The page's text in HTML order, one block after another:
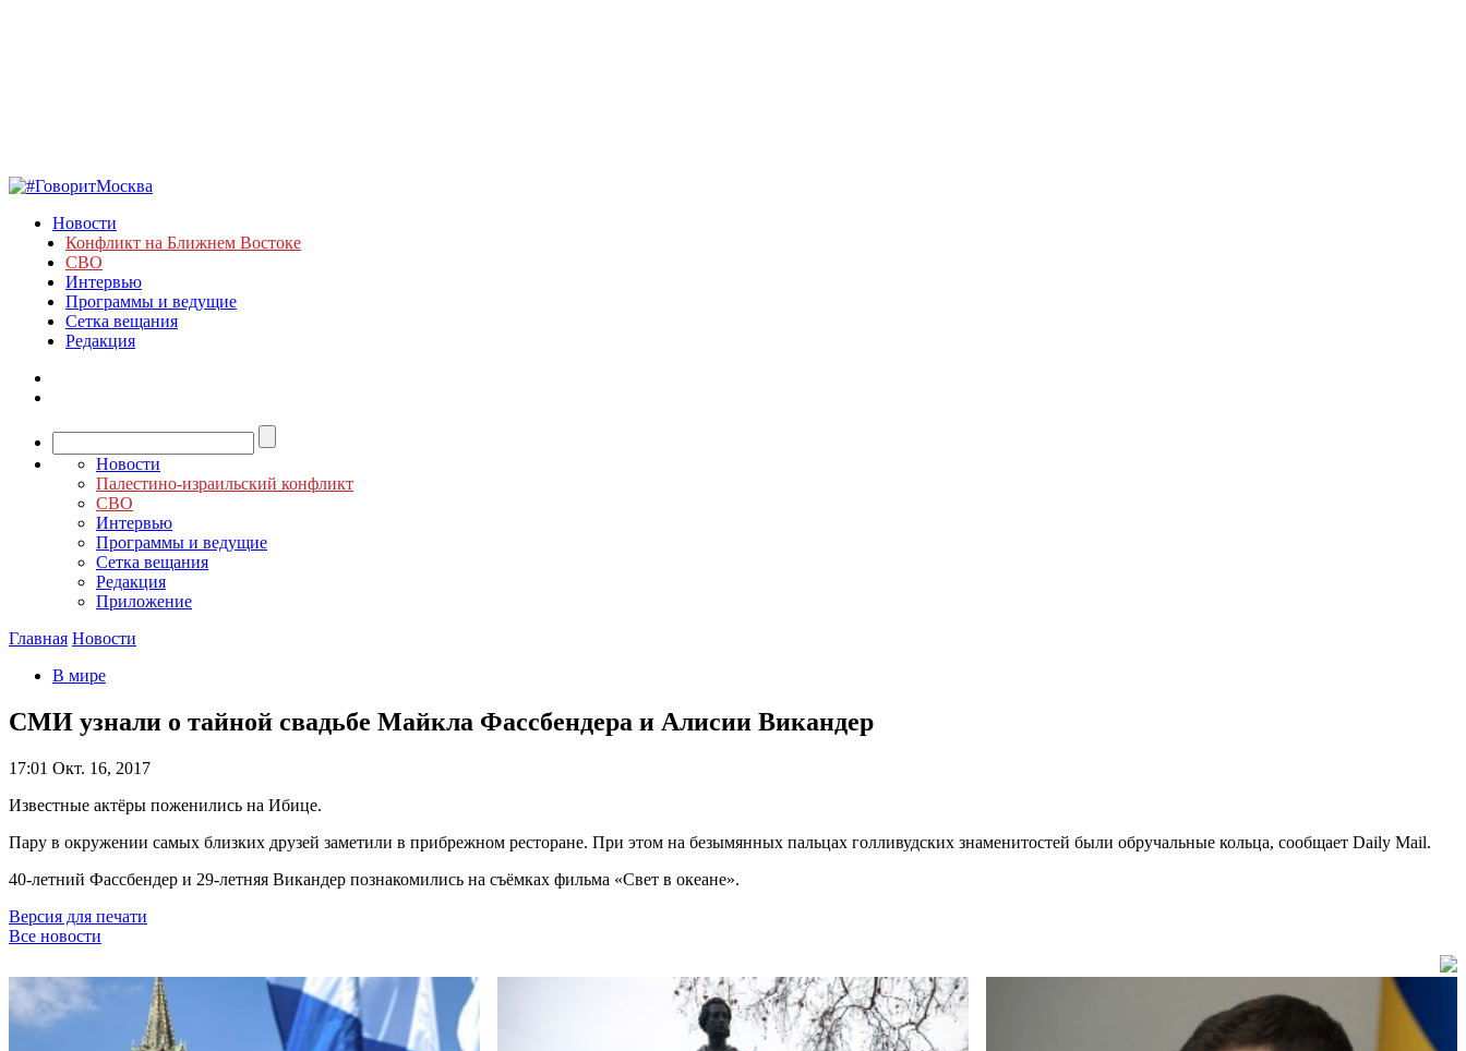
Новости
Конфликт на Ближнем Востоке
СВО
Интервью
Программы и ведущие
Сетка вещания
Редакция
Новости
Палестино-израильский конфликт
СВО
Интервью
Программы и ведущие
Сетка вещания
Редакция
Приложение
Главная Новости
В мире
СМИ узнали о тайной свадьбе Майкла Фассбендера и Алисии Викандер
17:01 Окт. 16, 2017
Известные актёры поженились на Ибице.
Пару в окружении самых близких друзей заметили в прибрежном ресторане. При этом на безымянных пальцах голливудских знаменитостей были обручальные кольца, сообщает Daily Mail.
40-летний Фассбендер и 29-летняя Викандер познакомились на съёмках фильма «Свет в океане».
Версия для печати
Все новости